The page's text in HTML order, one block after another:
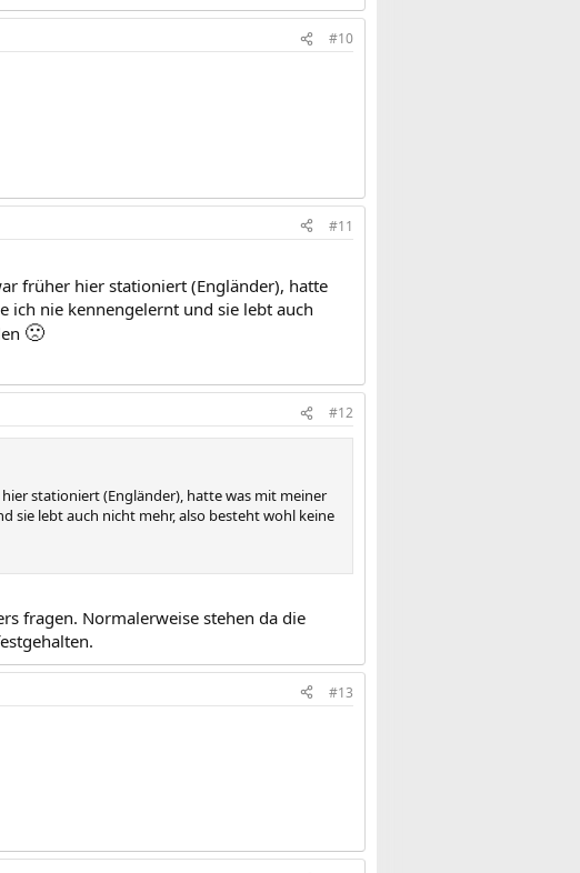
#10
#11
früher hier stationiert (Engländer), hatte
ich nie kennengelernt und sie lebt auch
🙁
#12
stationiert (Engländer), hatte was mit meiner
sie lebt auch nicht mehr, also besteht wohl keine
fragen. Normalerweise stehen da die
#13